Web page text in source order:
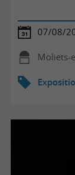
07/08/
Moliets-